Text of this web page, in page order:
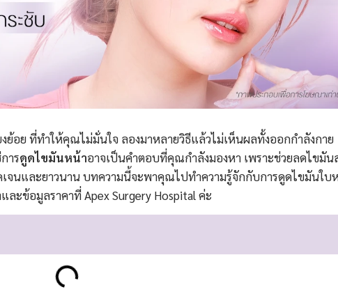
อย ที่ทำให้คุณไม่มั่นใจ ลองมาหลายวิธีแล้วไม่เห็นผลทั้งออกกำลังกาย
ารดูดไขมันหน้าอาจเป็นคำตอบที่คุณกำลังมองหา เพราะช่วยลดไขมัน
จนและยาวนาน บทความนี้จะพาคุณไปทำความรู้จักกับการดูดไขมันใบ
ละข้อมูลราคาที่ Apex Surgery Hospital ค่ะ